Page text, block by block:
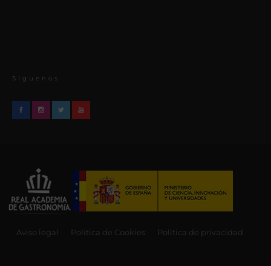
Síguenos
Aviso legal Política de Cookies Política de privacidad